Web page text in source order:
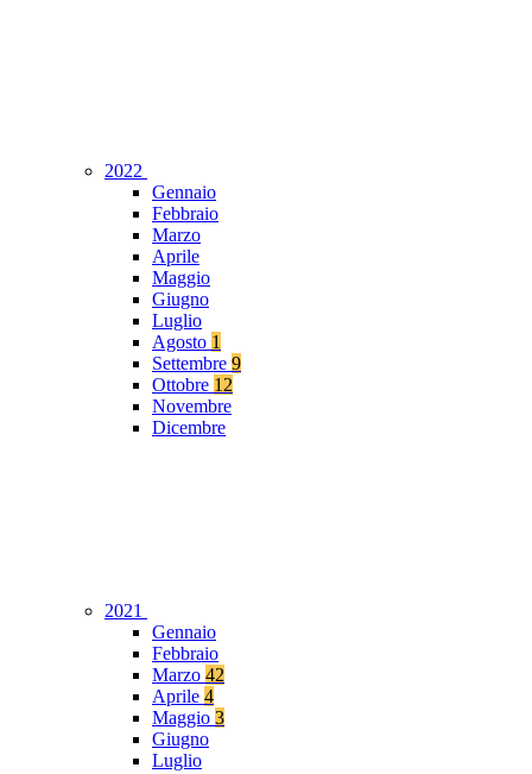
2022
Gennaio
Febbraio
Marzo
Aprile
Maggio
Giugno
Luglio
Agosto 1
Settembre 9
Ottobre 12
Novembre
Dicembre
2021
Gennaio
Febbraio
Marzo 42
Aprile 4
Maggio 3
Giugno
Luglio